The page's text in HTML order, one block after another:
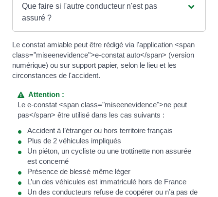
Que faire si l'autre conducteur n'est pas
assuré ?
Le constat amiable peut être rédigé via l'application <span
class="miseenevidence">e-constat auto</span> (version
numérique) ou sur support papier, selon le lieu et les
circonstances de l'accident.
Attention :
Le e-constat <span class="miseenevidence">ne peut
pas</span> être utilisé dans les cas suivants :
Accident à l’étranger ou hors territoire français
Plus de 2 véhicules impliqués
Un piéton, un cycliste ou une trottinette non assurée
est concerné
Présence de blessé même léger
L’un des véhicules est immatriculé hors de France
Un des conducteurs refuse de coopérer ou n’a pas de